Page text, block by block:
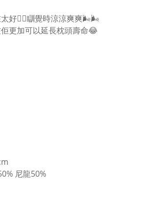
好👍🏻瞓覺時涼涼爽爽🌬🌬
更加可以延長枕頭壽命😂
尼龍50%